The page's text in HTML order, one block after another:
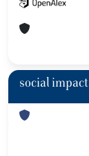
social impact